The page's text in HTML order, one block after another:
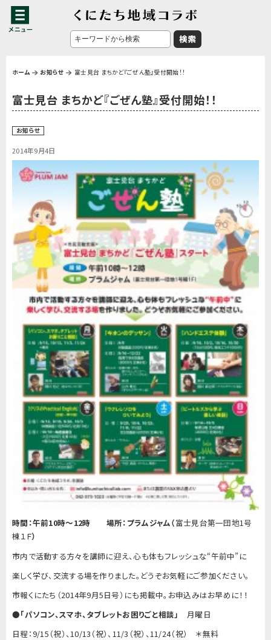
ホーム お知らせ 富士見台 まちかど『ごぜん塾』受付開始！！
富士見台 まちかど『ごぜん塾』受付開始！！
お知らせ
2014年9月4日
時間：午前10時～12時 場所：プラムジャム（富士見台第一団地1号
棟１Ｆ）
市内で活動する方々を講師に迎え、心も体もフレッシュな“午前中”に
楽しく学び、交流する場を作りました。どうぞお気軽にご参加ください。
市報くにたち（2014年9月5日号）にも掲載中。お申込みはお早めに！！
●「パソコン、スマホ、タブレットお困りごと相談」
月曜日
日程：9/15（祝）、10/13（祝）、11/3（祝）、11/24（祝） ＊無料